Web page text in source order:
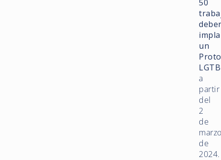
50
un
a
partir
del
2
de
de